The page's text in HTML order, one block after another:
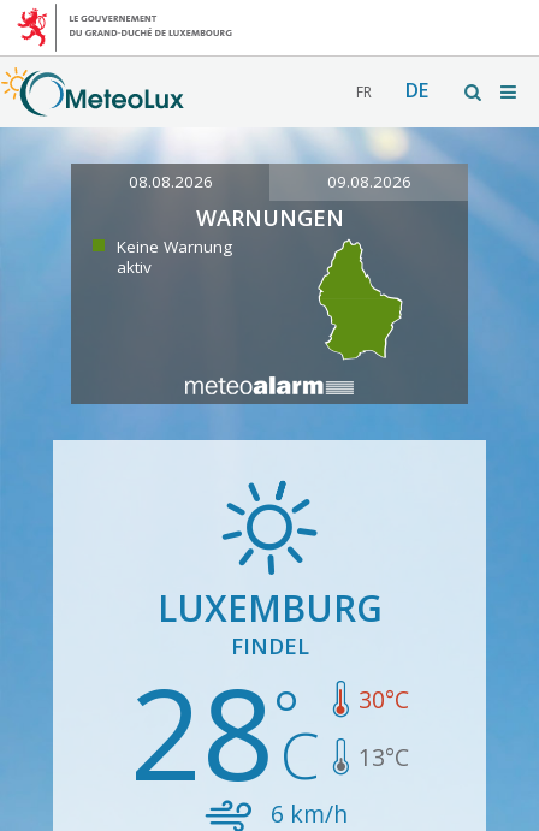
FR DE
08.08.2026 09.08.2026
WARNUNGEN
Keine Warnung
aktiv
LUXEMBURG
FINDEL
28 30°C
13°C
6 km/h